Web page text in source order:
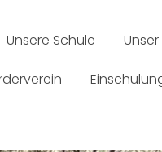
Unsere Schule